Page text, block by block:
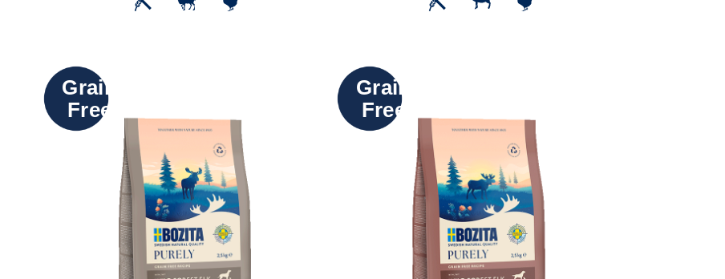
Grain
Free
Grain
Free